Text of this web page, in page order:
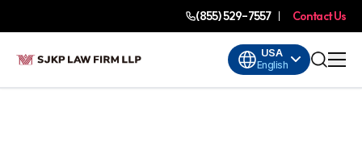
(855) 529-7557 Contact Us
USA
English